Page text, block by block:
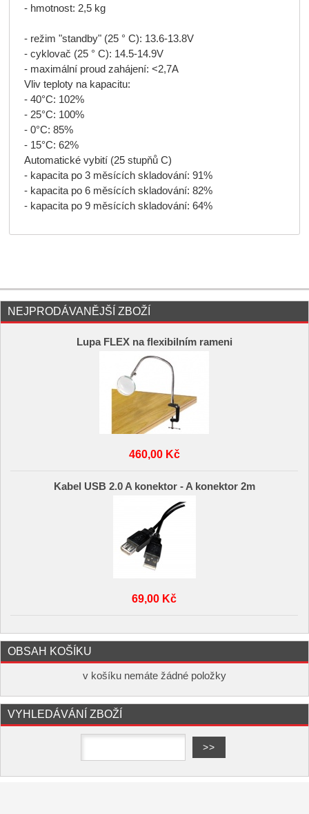
- hmotnost: 2,5 kg
- režim "standby" (25 ° C): 13.6-13.8V
- cyklovač (25 ° C): 14.5-14.9V
- maximální proud zahájení: <2,7A
Vliv teploty na kapacitu:
- 40°C: 102%
- 25°C: 100%
- 0°C: 85%
- 15°C: 62%
Automatické vybití (25 stupňů C)
- kapacita po 3 měsících skladování: 91%
- kapacita po 6 měsících skladování: 82%
- kapacita po 9 měsících skladování: 64%
NEJPRODÁVANĚJŠÍ ZBOŽÍ
Lupa FLEX na flexibilním rameni
460,00 Kč
Kabel USB 2.0 A konektor - A konektor 2m
69,00 Kč
OBSAH KOŠÍKU
v košíku nemáte žádné položky
VYHLEDÁVÁNÍ ZBOŽÍ